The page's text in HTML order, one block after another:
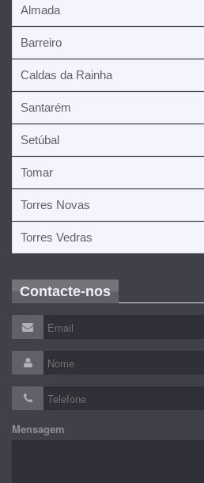
Almada
Barreiro
Caldas da Rainha
Santarém
Setúbal
Tomar
Torres Novas
Torres Vedras
Contacte-nos
Mensagem